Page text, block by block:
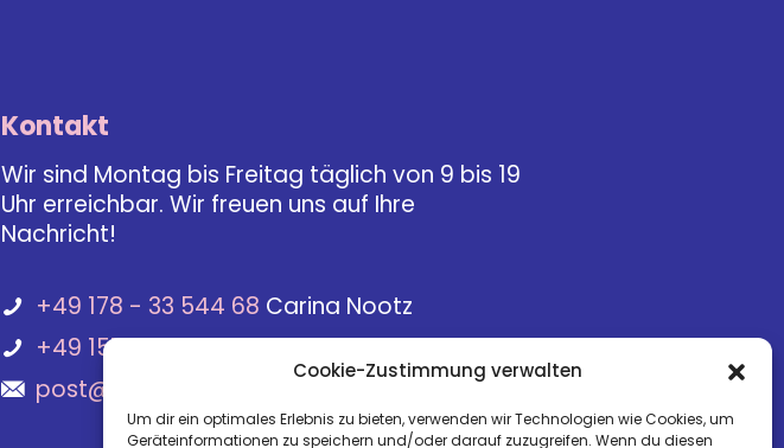
Cookie-Zustimmung verwalten
Um dir ein optimales Erlebnis zu bieten, verwenden wir Technologien wie Cookies, um
Geräteinformationen zu speichern und/oder darauf zuzugreifen. Wenn du diesen
Kontakt
Wir sind Montag bis Freitag täglich von 9 bis 19
Uhr erreichbar. Wir freuen uns auf Ihre
Nachricht!
+49 178 - 33 544 68 Carina Nootz
+49 151 - 294 536 26Kerstin Gey
post@hundepraxis-hamburg.de